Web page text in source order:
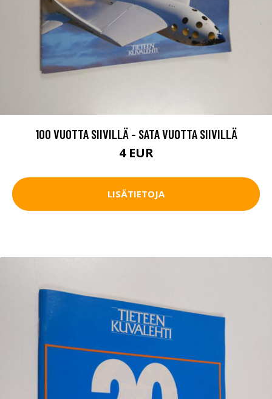
100 VUOTTA SIIVILLÄ - SATA VUOTTA SIIVILLÄ
4 EUR
LISÄTIETOJA